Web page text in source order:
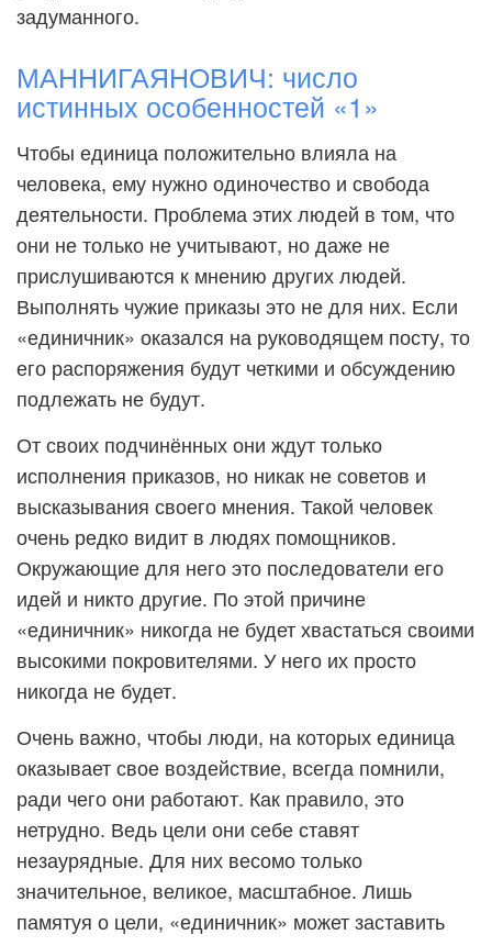
задуманного.
МАННИГАЯНОВИЧ: число
истинных особенностей «1»
Чтобы единица положительно влияла на
человека, ему нужно одиночество и свобода
деятельности. Проблема этих людей в том, что
они не только не учитывают, но даже не
прислушиваются к мнению других людей.
Выполнять чужие приказы это не для них. Если
«единичник» оказался на руководящем посту, то
его распоряжения будут четкими и обсуждению
подлежать не будут.
От своих подчинённых они ждут только
исполнения приказов, но никак не советов и
высказывания своего мнения. Такой человек
очень редко видит в людях помощников.
Окружающие для него это последователи его
идей и никто другие. По этой причине
«единичник» никогда не будет хвастаться своими
высокими покровителями. У него их просто
никогда не будет.
Очень важно, чтобы люди, на которых единица
оказывает свое воздействие, всегда помнили,
ради чего они работают. Как правило, это
нетрудно. Ведь цели они себе ставят
незаурядные. Для них весомо только
значительное, великое, масштабное. Лишь
памятуя о цели, «единичник» может заставить